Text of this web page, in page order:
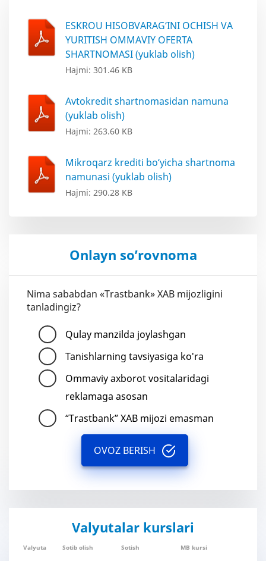
ESKROU HISOBVARAG‘INI OCHISH VA
YURITISH OMMAVIY OFERTA
SHARTNOMASI (yuklab olish)
Hajmi: 301.46 KB
Avtokredit shartnomasidan namuna
(yuklab olish)
Hajmi: 263.60 KB
Mikroqarz krediti bo‘yicha shartnoma
namunasi (yuklab olish)
Hajmi: 290.28 KB
Onlayn so’rovnoma
Nima sababdan «Trastbank» XAB mijozligini
tanladingiz?
Qulay manzilda joylashgan
Tanishlarning tavsiyasiga ko'ra
Ommaviy axborot vositalaridagi
reklamaga asosan
“Trastbank” XAB mijozi emasman
OVOZ BERISH
Valyutalar kurslari
Valyuta Sotib olish Sotish MB kursi